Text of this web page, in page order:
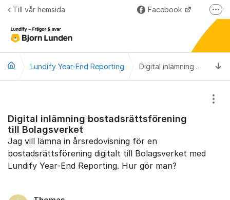
Hoppa till innehåll
Till vår hemsida Facebook
Björnkoll – Blogg
Lundify Year-End Reporting Digital inlämning bostadsrättsförening till Bolagsverket
Digital inlämning bostadsrättsförening
till Bolagsverket
Jag vill lämna in årsredovisning för en
bostadsrättsförening digitalt till Bolagsverket med
Lundify Year-End Reporting. Hur gör man?